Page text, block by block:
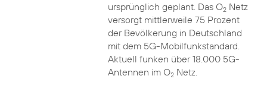
ursprünglich geplant. Das O2Netz
versorgt mittlerweile 75 Prozent
der Bevölkerung in Deutschland
mit dem 5G-Mobilfunkstandard.
Aktuell funken über 18.000 5G-
Antennen im O2Netz.